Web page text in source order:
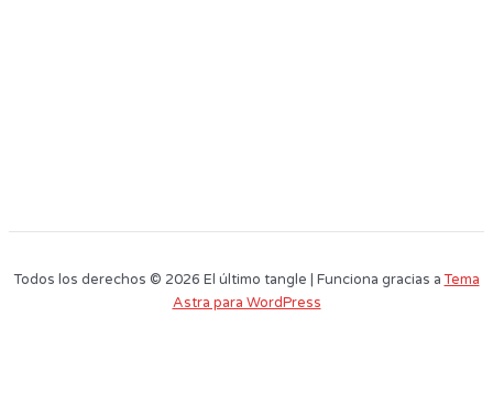
Todos los derechos © 2026 El último tangle | Funciona gracias aTema
Astra para WordPress